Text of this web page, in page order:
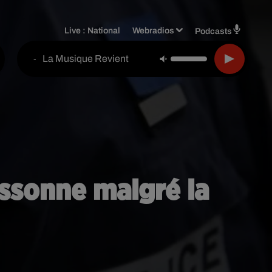
Live : National Webradios Podcasts
- La Musique Revient
malgré la